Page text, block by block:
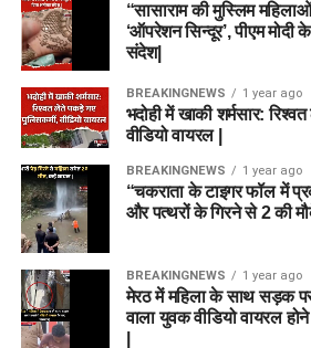
“सासाराम की मुस्लिम
‘ऑपरेशन सिन्दूर’, पीएम मोदी
संदेश|
BREAKINGNEWS 1 year ago
भदोही में खाकी शर्मसार:
वीडियो वायरल |
BREAKINGNEWS 1 year ago
“चकराता के टाइगर फॉल में
और पत्थरों के गिरने से 2 की
BREAKINGNEWS 1 year ago
मेरठ में महिला के साथ सड़क
वाला युवक वीडियो वायरल